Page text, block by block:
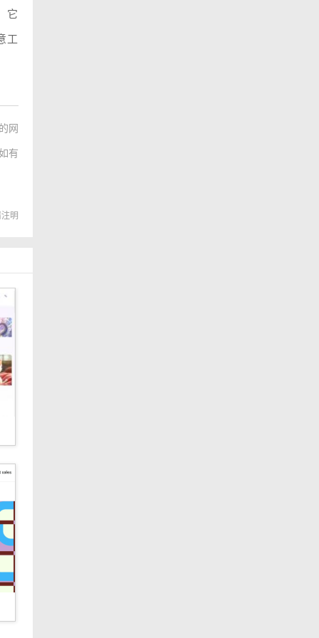
它
工
网
有
明